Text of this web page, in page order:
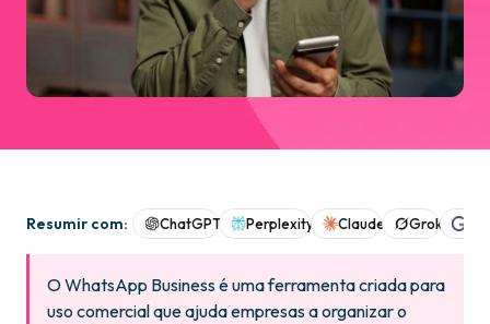
Resumir com: ChatGPT Perplexity Claude Grok
O WhatsApp Business é uma ferramenta criada para
uso comercial que ajuda empresas a organizar o